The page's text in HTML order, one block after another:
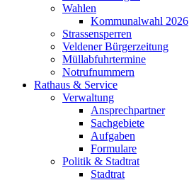
Wahlen
Kommunalwahl 2026
Strassensperren
Veldener Bürgerzeitung
Müllabfuhrtermine
Notrufnummern
Rathaus & Service
Verwaltung
Ansprechpartner
Sachgebiete
Aufgaben
Formulare
Politik & Stadtrat
Stadtrat